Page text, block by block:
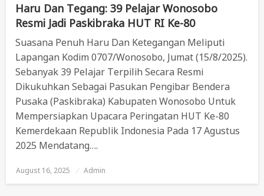
Haru Dan Tegang: 39 Pelajar Wonosobo
Resmi Jadi Paskibraka HUT RI Ke-80
Suasana Penuh Haru Dan Ketegangan Meliputi
Lapangan Kodim 0707/Wonosobo, Jumat (15/8/2025).
Sebanyak 39 Pelajar Terpilih Secara Resmi
Dikukuhkan Sebagai Pasukan Pengibar Bendera
Pusaka (Paskibraka) Kabupaten Wonosobo Untuk
Mempersiapkan Upacara Peringatan HUT Ke-80
Kemerdekaan Republik Indonesia Pada 17 Agustus
2025 Mendatang….
Posted
On
August 16, 2025 Admin